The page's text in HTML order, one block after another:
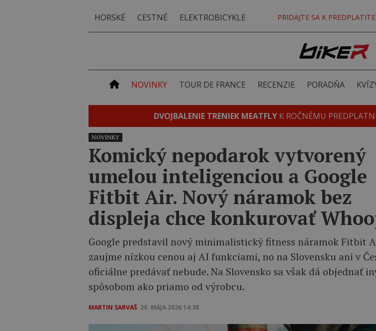
HORSKÉ CESTNÉ ELEKTROBICYKLE PRIDAJTE SA K
NOVINKY TOUR DE FRANCE RECENZIE PORADŇA
DVOJBALENIE TRENIEK MEATFLY K ROČNÉMU
NOVINKY
Komický nepodarok vytvorený
umelou inteligenciou a Google
Fitbit Air. Nový náramok bez
displeja chce konkurovať
Google predstavil nový minimalistický fitness náramok Fitbit
zaujme nízkou cenou aj AI funkciami, no na Slovensku ani v
oficiálne predávať nebude. Na Slovensko sa však dá objednať
spôsobom ako priamo od výrobcu.
MARTIN SARVAŠ 20. MÁJA 2026 14:38